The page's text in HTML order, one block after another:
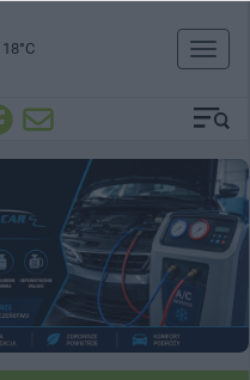
18°C
Toggle